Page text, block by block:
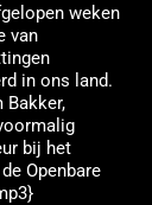
weken
van
in ons land.
Bakker,
bij het
Openbare